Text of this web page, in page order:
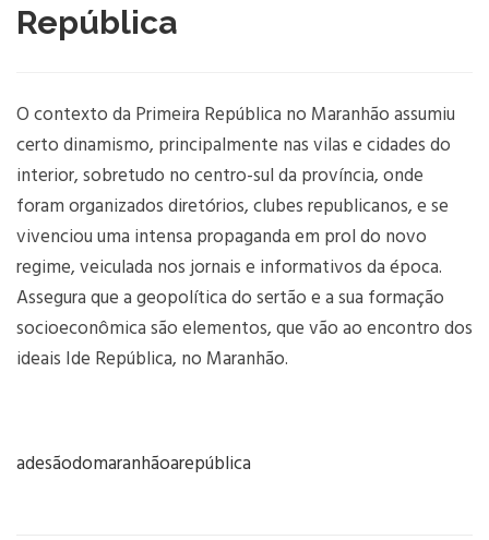
República
O contexto da Primeira República no Maranhão assumiu
certo dinamismo, principalmente nas vilas e cidades do
interior, sobretudo no centro-sul da província, onde
foram organizados diretórios, clubes republicanos, e se
vivenciou uma intensa propaganda em prol do novo
regime, veiculada nos jornais e informativos da época.
Assegura que a geopolítica do sertão e a sua formação
socioeconômica são elementos, que vão ao encontro dos
ideais Ide República, no Maranhão.
adesãodomaranhãoarepública